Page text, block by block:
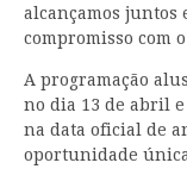
alcançamos juntos
compromisso com
A programação
no dia 13 de abril
na data oficial de
oportunidade